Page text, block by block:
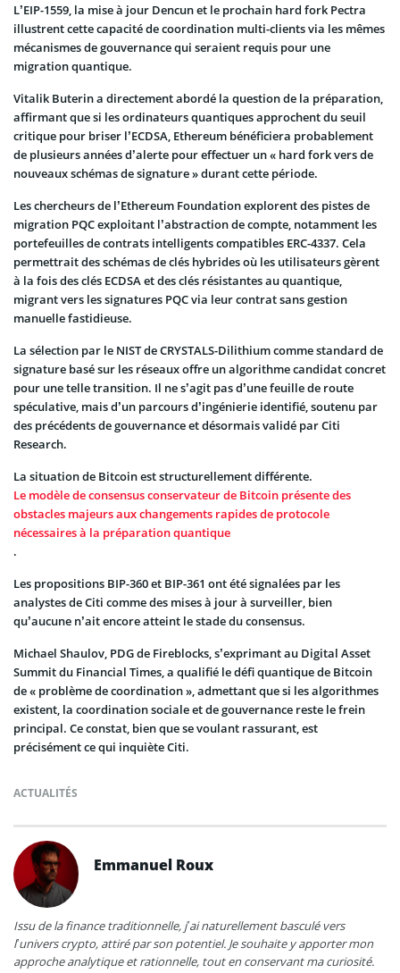
L’EIP-1559, la mise à jour Dencun et le prochain hard fork Pectra
illustrent cette capacité de coordination multi-clients via les mêmes
mécanismes de gouvernance qui seraient requis pour une
migration quantique.
Vitalik Buterin a directement abordé la question de la préparation,
affirmant que si les ordinateurs quantiques approchent du seuil
critique pour briser l’ECDSA, Ethereum bénéficiera probablement
de plusieurs années d’alerte pour effectuer un « hard fork vers de
nouveaux schémas de signature » durant cette période.
Les chercheurs de l’Ethereum Foundation explorent des pistes de
migration PQC exploitant l’abstraction de compte, notamment les
portefeuilles de contrats intelligents compatibles ERC-4337. Cela
permettrait des schémas de clés hybrides où les utilisateurs gèrent
à la fois des clés ECDSA et des clés résistantes au quantique,
migrant vers les signatures PQC via leur contrat sans gestion
manuelle fastidieuse.
La sélection par le NIST de CRYSTALS-Dilithium comme standard de
signature basé sur les réseaux offre un algorithme candidat concret
pour une telle transition. Il ne s’agit pas d’une feuille de route
spéculative, mais d’un parcours d’ingénierie identifié, soutenu par
des précédents de gouvernance et désormais validé par Citi
Research.
La situation de Bitcoin est structurellement différente.
Le modèle de consensus conservateur de Bitcoin présente des
obstacles majeurs aux changements rapides de protocole
nécessaires à la préparation quantique
.
Les propositions BIP-360 et BIP-361 ont été signalées par les
analystes de Citi comme des mises à jour à surveiller, bien
qu’aucune n’ait encore atteint le stade du consensus.
Michael Shaulov, PDG de Fireblocks, s’exprimant au Digital Asset
Summit du Financial Times, a qualifié le défi quantique de Bitcoin
de « problème de coordination », admettant que si les algorithmes
existent, la coordination sociale et de gouvernance reste le frein
principal. Ce constat, bien que se voulant rassurant, est
précisément ce qui inquiète Citi.
ACTUALITÉS
Emmanuel Roux
Issu de la finance traditionnelle, j’ai naturellement basculé vers
l’univers crypto, attiré par son potentiel. Je souhaite y apporter mon
approche analytique et rationnelle, tout en conservant ma curiosité.